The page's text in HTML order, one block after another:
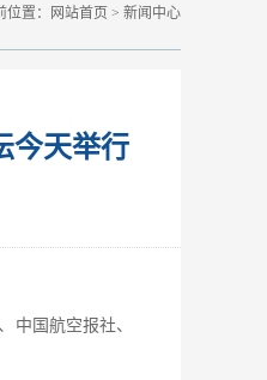
位置： 网站首页 > 新闻中心
今天举行
国航空报社、